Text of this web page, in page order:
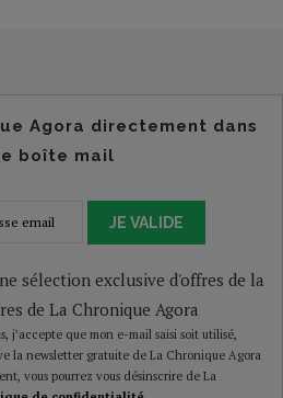
Agora directement dans
boîte mail
JE VALIDE
sélection exclusive d'offres de la
de La Chronique Agora
j’accepte que mon e-mail saisi soit utilisé,
la newsletter gratuite de La Chronique Agora
vous pourrez vous désinscrire de La